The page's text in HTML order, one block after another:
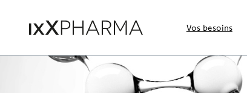
Vos besoins